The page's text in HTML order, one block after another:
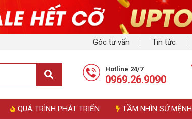
Góc tư vấn Tin tức
Hotline 24/7
0969.26.9090
QUÁ TRÌNH PHÁT TRIỂN TẦM NHÌN SỨ MỆNH